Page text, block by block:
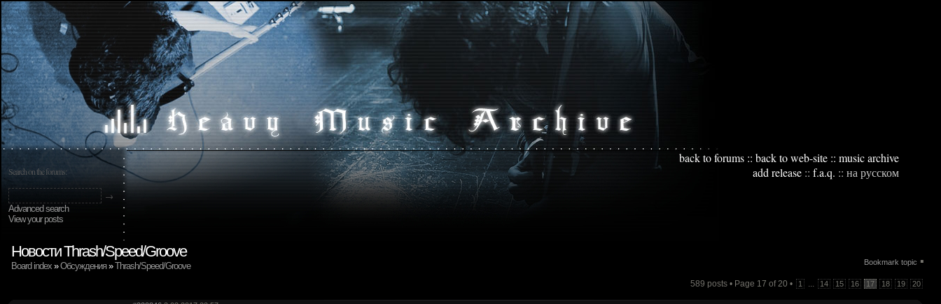
Search on the forums:
Advanced search
View your posts
back to forums :: back to web-site :: music archive
add release :: f.a.q. :: на русском
Bookmark topic ▪
Новости Thrash/Speed/Groove
Board index »Обсуждения »Thrash/Speed/Groove
589 posts • Page 17 of20 • 1 ... 14 15 16 17 18 19 20